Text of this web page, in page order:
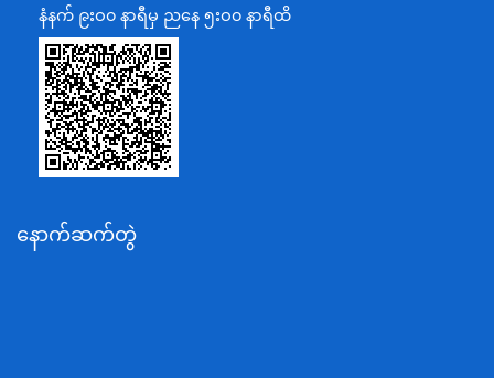
ပြန်ကြားရေးဝန်ကြီးဌာန
သာသနာရေးနှင့် ယဉ်ကျေးမှုဝန်ကြီးဌာန
စိုက်ပျိုးရေး၊မွေးမြူရေးနှင့်ဆည်မြောင်းဝန်ကြီးဌာန
ပို့ဆောင်ရေးနှင့်ဆက်သွယ်ရေးဝန်ကြီးဌာန
သယံဇာတနှင့်ပတ်ဝန်းကျင်ထိန်းသိမ်းရေးဝန်ကြီးဌာန
အလုပ်သမား၊လူဝင်မှုကြီးကြပ်ရေးနှင့်ပြည်သူ့အင်အား
နံနက် ၉းဝ၀ နာရီမှ ညနေ ၅းဝ၀ နာရီထိ
နောက်ဆက်တွဲ